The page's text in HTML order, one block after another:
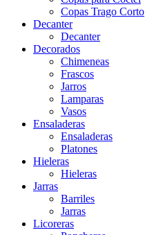
Copas Trago Corto
Decanter
Decanter
Decorados
Chimeneas
Frascos
Jarros
Lamparas
Vasos
Ensaladeras
Ensaladeras
Platones
Hieleras
Hieleras
Jarras
Barriles
Jarras
Licoreras